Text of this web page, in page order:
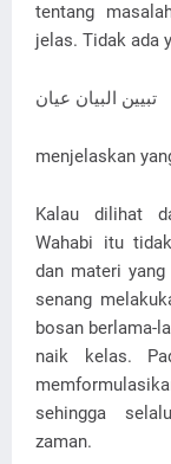
tentang
jelas. Tidak ada
تبيين البيان عيان
menjelaskan
Kalau dilihat
Wahabi itu
dan materi
senang
bosan berlama-
naik kelas.
sehingga
zaman.